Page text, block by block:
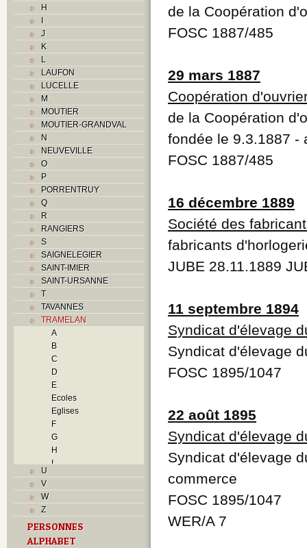
H
I
J
K
L
LAUFON
LUCELLE
M
MOUTIER
MOUTIER-GRANDVAL
N
NEUVEVILLE
O
P
PORRENTRUY
Q
R
RANGIERS
S
SAIGNELEGIER
SAINT-IMIER
SAINT-URSANNE
T
TAVANNES
TRAMELAN
A
B
C
D
E
Ecoles
Eglises
F
G
H
I
P
R
U
V
W
Z
PERSONNES
ALPHABET
de la Coopération
FOSC 1887/485
29 mars 1887
Coopération
de la Coopération
fondée le 9.3.1887 -
FOSC 1887/485
16 décembre 1889
Société des
fabricants
JUBE 28.11.1889
11 septembre 1894
Syndicat d'élevage
Syndicat d'élevage
FOSC 1895/1047
22 août 1895
Syndicat d'élevage
Syndicat d'élevage
commerce
FOSC 1895/1047
WER/A 7